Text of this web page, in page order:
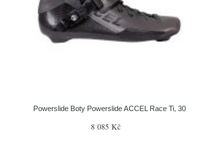
Powerslide Boty Powerslide ACCEL Race Ti, 30
8 085 Kč